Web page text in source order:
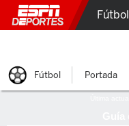
Fútbol
Fútbol Portada